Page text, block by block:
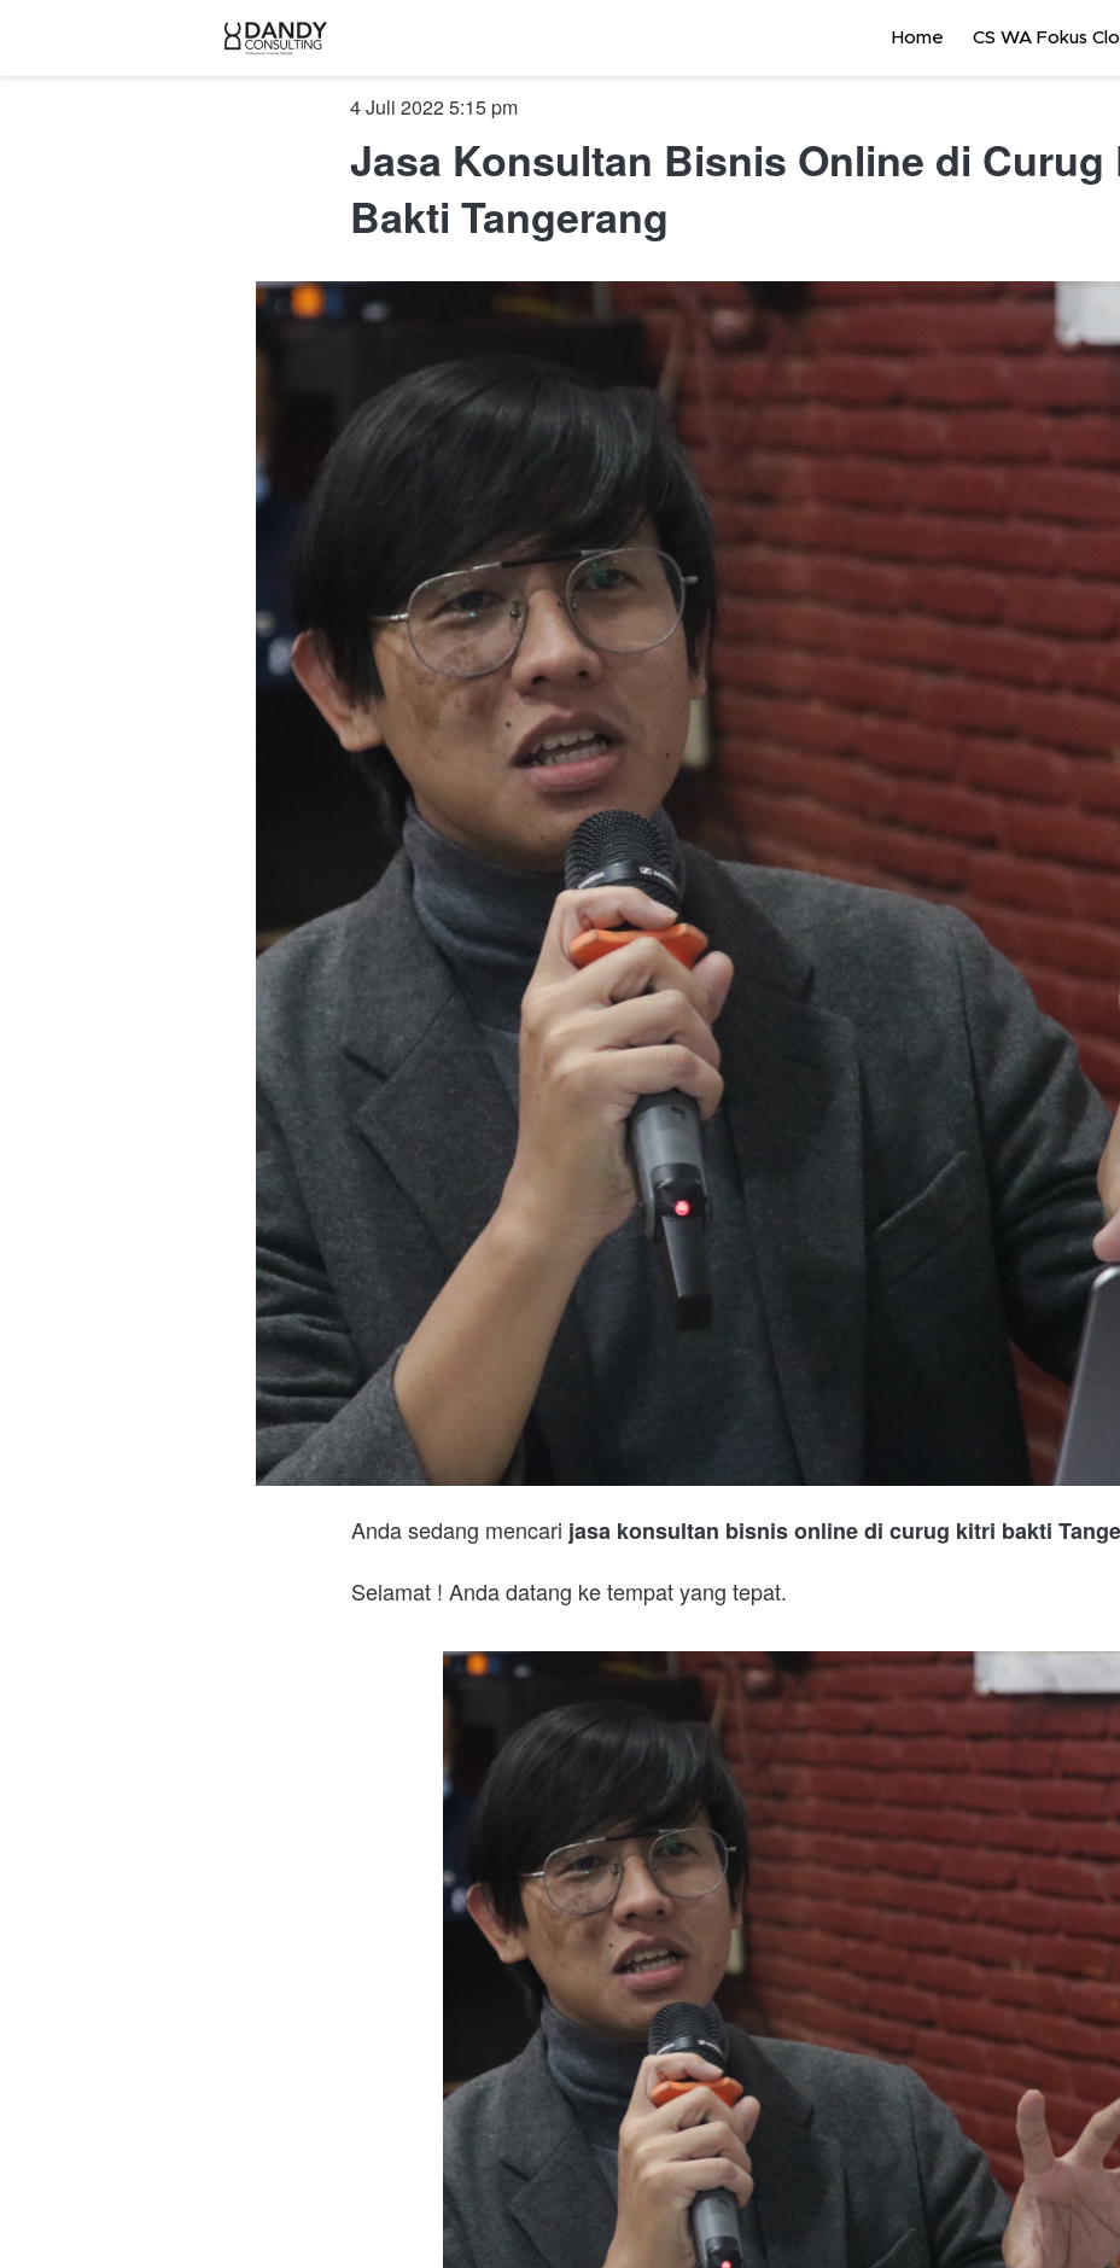
Home CS WA Fokus
4 Juli 2022 5:15 pm
Jasa Konsultan Bisnis Online di Curug
Bakti Tangerang
Anda sedang mencari jasa konsultan bisnis online di curug kitri bakti
Selamat ! Anda datang ke tempat yang tepat.